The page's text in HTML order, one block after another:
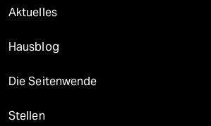
Aktuelles
Hausblog
Die Seitenwende
Stellen